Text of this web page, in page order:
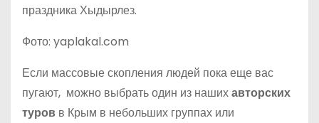
праздника Хыдырлез.
Фото: yaplakal.com
Если массовые скопления людей пока еще вас
пугают, можно выбрать один из нашихавторских
туров в Крым в небольших группах или